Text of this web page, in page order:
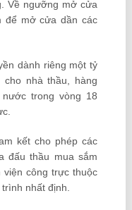
Về ngưỡng mở cửa
để mở cửa dần các
dành riêng một tỷ
nhà thầu, hàng
trong vòng 18
kết cho phép các
đấu thầu mua sắm
công trực thuộc
nhất định.